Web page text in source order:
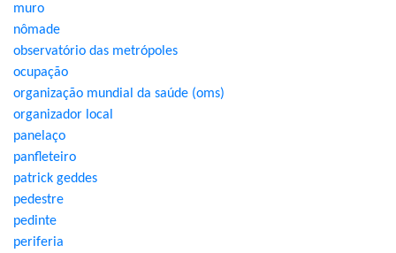
muro
nômade
observatório das metrópoles
ocupação
organização mundial da saúde (oms)
organizador local
panelaço
panfleteiro
patrick geddes
pedestre
pedinte
periferia